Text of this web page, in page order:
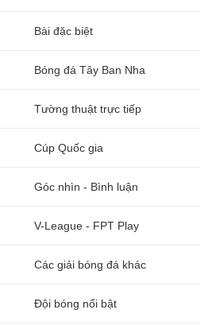
Bài đặc biệt
Bóng đá Tây Ban Nha
Tường thuật trực tiếp
Cúp Quốc gia
Góc nhìn - Bình luận
V-League - FPT Play
Các giải bóng đá khác
Đội bóng nổi bật